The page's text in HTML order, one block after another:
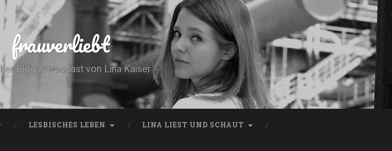
frauverliebt
Blog & Podcast von Lina Kaiser
LESBISCHES LEBEN LINA LIEST UND SCHAUT